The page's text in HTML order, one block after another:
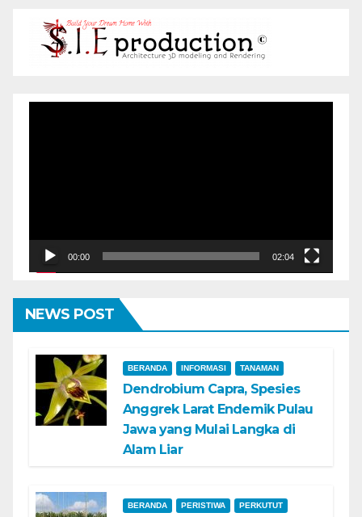
00:00 02:04
NEWS POST
BERANDA INFORMASI TANAMAN
Dendrobium Capra, Spesies
Anggrek Larat Endemik Pulau
Jawa yang Mulai Langka di
Alam Liar
BERANDA PERISTIWA PERKUTUT